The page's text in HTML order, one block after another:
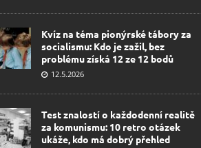
Kvíz na téma pionýrské tábory za
socialismu: Kdo je zažil, bez
problému získá 12 ze 12 bodů
12.5.2026
Test znalostí o každodenní realitě
za komunismu: 10 retro otázek
ukáže, kdo má dobrý přehled